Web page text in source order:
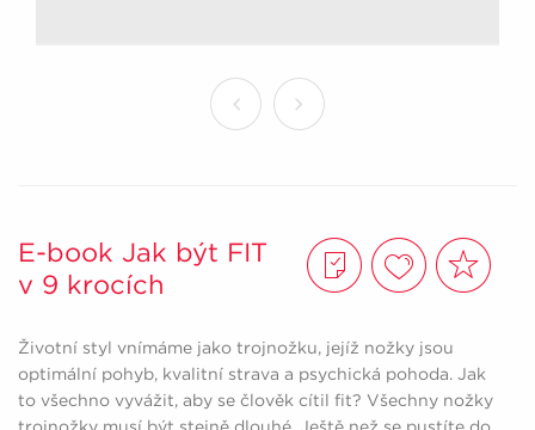
E-book Jak být FIT
v 9 krocích
Životní styl vnímáme jako trojnožku, jejíž nožky jsou
optimální pohyb, kvalitní strava a psychická pohoda. Jak
to všechno vyvážit, aby se člověk cítil fit? Všechny nožky
trojnožky musí být stejně dlouhé. Ještě než se pustíte do